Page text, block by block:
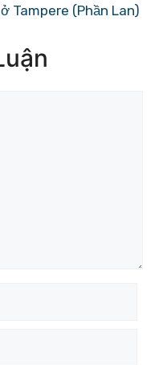
Tampere (Phần Lan)